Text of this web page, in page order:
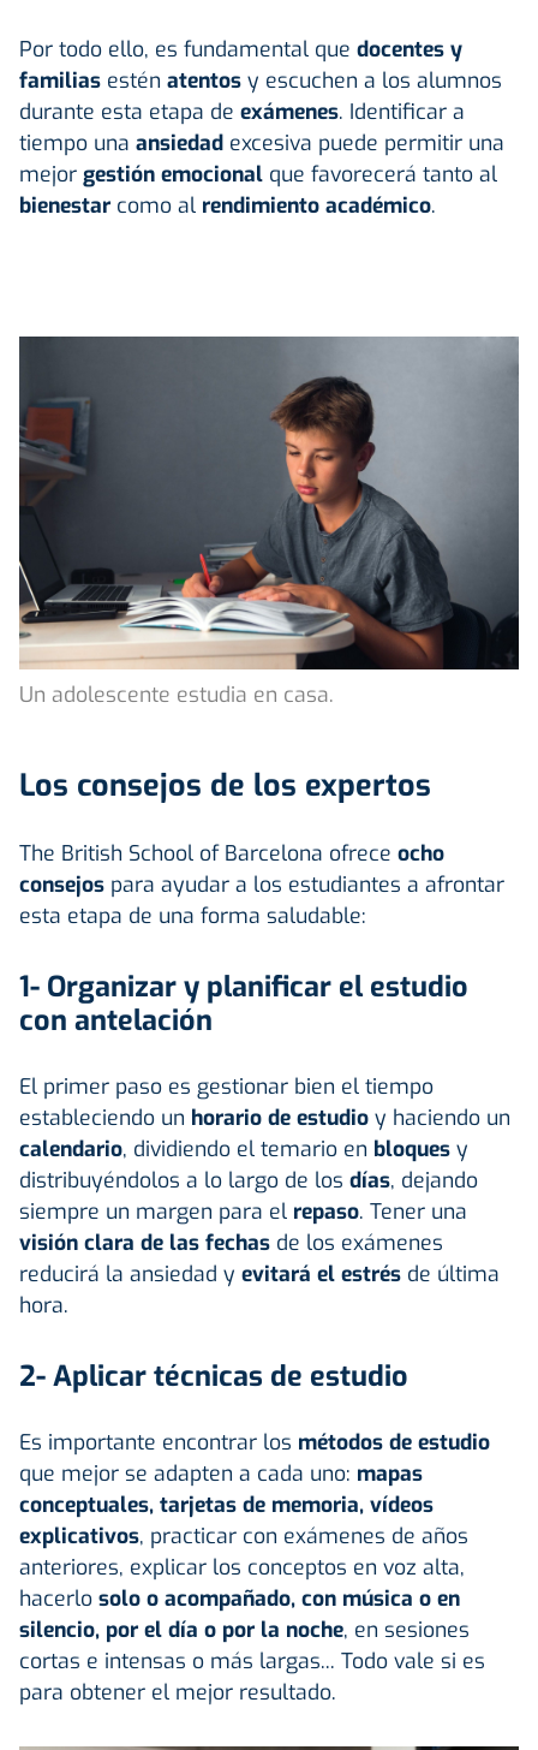
Por todo ello, es fundamental que docentes y
familias estén atentos y escuchen a los alumnos
durante esta etapa de exámenes. Identificar a
tiempo una ansiedad excesiva puede permitir una
mejor gestión emocional que favorecerá tanto al
bienestar como al rendimiento académico.
Un adolescente estudia en casa.
Los consejos de los expertos
The British School of Barcelona ofrece ocho
consejos para ayudar a los estudiantes a afrontar
esta etapa de una forma saludable:
1- Organizar y planificar el estudio
con antelación
El primer paso es gestionar bien el tiempo
estableciendo un horario de estudio y haciendo un
calendario, dividiendo el temario en bloques y
distribuyéndolos a lo largo de los días, dejando
siempre un margen para el repaso. Tener una
visión clara de las fechas de los exámenes
reducirá la ansiedad y evitará el estrés de última
hora.
2- Aplicar técnicas de estudio
Es importante encontrar los métodos de estudio
que mejor se adapten a cada uno: mapas
conceptuales, tarjetas de memoria, vídeos
explicativos, practicar con exámenes de años
anteriores, explicar los conceptos en voz alta,
hacerlo solo o acompañado, con música o en
silencio, por el día o por la noche, en sesiones
cortas e intensas o más largas... Todo vale si es
para obtener el mejor resultado.